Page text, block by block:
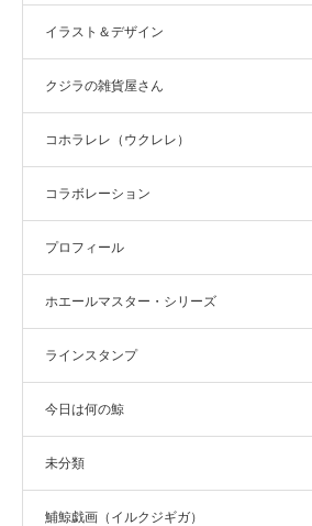
イラスト＆デザイン
クジラの雑貨屋さん
コホラレレ（ウクレレ）
コラボレーション
プロフィール
ホエールマスター・シリーズ
ラインスタンプ
今日は何の鯨
未分類
鯆鯨戯画（イルクジギガ）